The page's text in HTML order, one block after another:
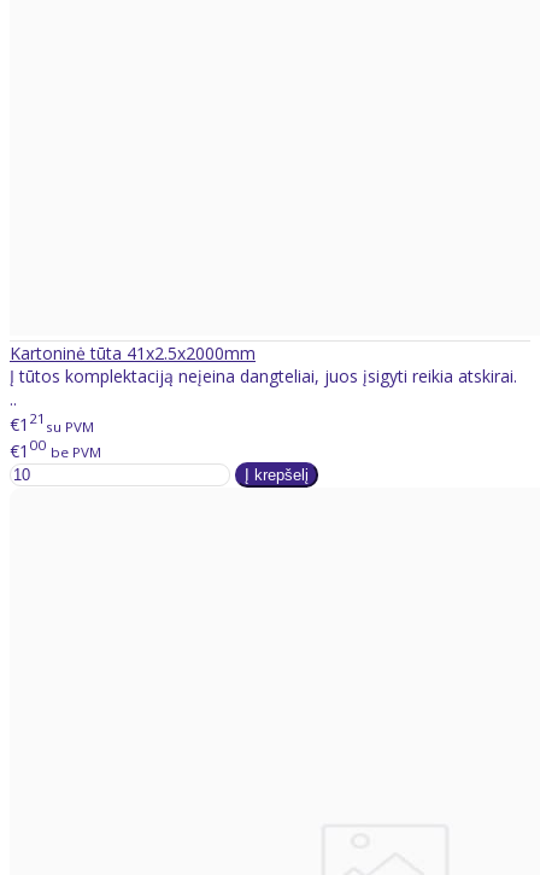
Kartoninė tūta 41x2.5x2000mm
Į tūtos komplektaciją neįeina dangteliai, juos įsigyti reikia atskirai.
..
€1 21 su PVM
€1 00 be PVM